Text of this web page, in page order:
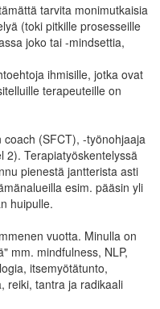
tarvita monimutkaisia
(toki pitkille prosesseille
joko tai -mindsettia,
ihmisille, jotka ovat
terapeuteille on
(SFCT), -työnohjaaja
2). Terapiatyöskentelyssä
pienestä jantterista asti
esim. pääsin yli
huipulle.
vuotta. Minulla on
mm. mindfulness, NLP,
itsemyötätunto,
reiki, tantra ja radikaali